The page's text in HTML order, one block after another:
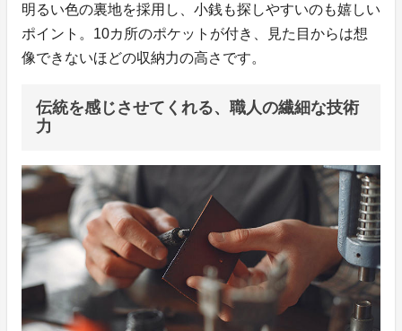
明るい色の裏地を採用し、小銭も探しやすいのも嬉しい
ポイント。10カ所のポケットが付き、見た目からは想
像できないほどの収納力の高さです。
伝統を感じさせてくれる、職人の繊細な技術
力